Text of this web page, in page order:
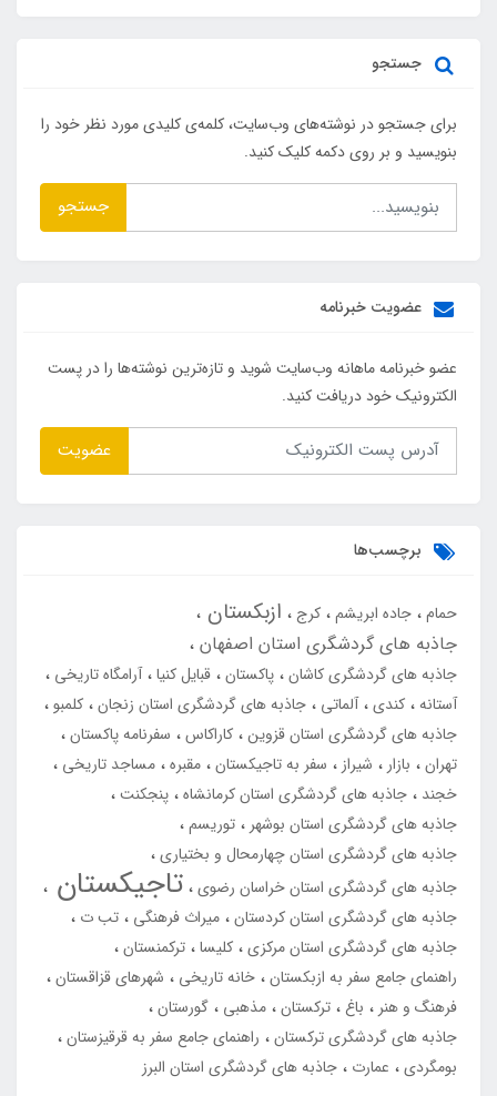
جستجو
برای جستجو در نوشته‌های وب‌سایت، کلمه‌ی کلیدی مورد نظر خود را
بنویسید و بر روی دکمه کلیک کنید.
جستجو
عضویت خبرنامه
عضو خبرنامه ماهانه وب‌سایت شوید و تازه‌ترین نوشته‌ها را در پست
الکترونیک خود دریافت کنید.
عضویت
برچسب‌ها
حمام جاده ابریشم کرج ازبکستان
جاذبه های گردشگری استان اصفهان
جاذبه های گردشگری کاشان پاکستان قبایل کنیا آرامگاه تاریخی
آستانه کندی آلماتی جاذبه های گردشگری استان زنجان کلمبو
جاذبه های گردشگری استان قزوین کاراکاس
سفرنامه پاکستان
تهران
بازار شیراز سفر به تاجیکستان مقبره مساجد تاریخی
خجند
جاذبه های گردشگری استان کرمانشاه پنجکنت
جاذبه های گردشگری استان بوشهر
توریسم
جاذبه های گردشگری استان چهارمحال و بختیاری
جاذبه های گردشگری استان خراسان رضوی تاجیکستان
جاذبه های گردشگری استان کردستان میراث فرهنگی
تب ت
جاذبه های گردشگری استان مرکزی کلیسا ترکمنستان
راهنمای جامع سفر به ازبکستان خانه تاریخی
شهرهای قزاقستان
فرهنگ و هنر
باغ ترکستان مذهبی
گورستان
جاذبه های گردشگری ترکستان
راهنمای جامع سفر به قرقیزستان
بومگردی
عمارت جاذبه های گردشگری استان البرز